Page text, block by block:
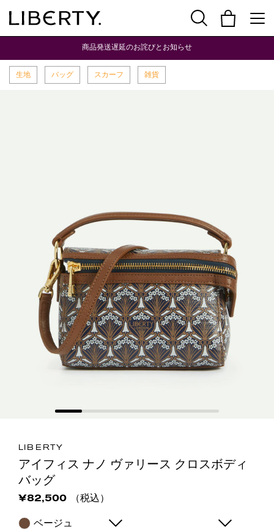
商品発送遅延のお詫びとお知らせ
生地 バッグ スカーフ 雑貨
LIBERTY
アイフィス ナノ ヴァリース クロスボディ
バッグ
¥82,500
（税込）
ベージュ